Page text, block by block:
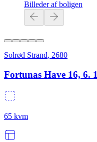
Billeder af boligen
Solrød Strand, 2680
Fortunas Have 16, 6. 1
65 kvm